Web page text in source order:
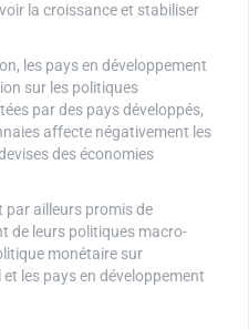
la croissance et stabiliser
les pays en développement
sur les politiques
par des pays développés,
affecte négativement les
des économies
par ailleurs promis de
de leurs politiques macro-
monétaire sur
et les pays en développement